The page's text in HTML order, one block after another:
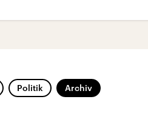
Politik Archiv